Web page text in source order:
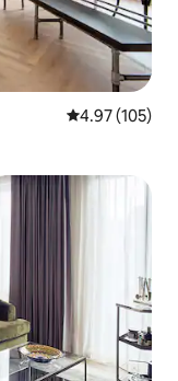
औसत रेटिंग 5 में से
4.97 (105)